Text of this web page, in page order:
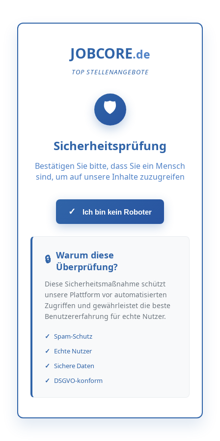
JOBCORE
TOP STELLENANGEBOTE
Sicherheitsprüfung
Bestätigen Sie bitte, dass Sie ein Mensch
sind, um auf unsere Inhalte zuzugreifen
✓ Ich bin kein Roboter
Warum diese
Überprüfung?
Diese Sicherheitsmaßnahme schützt
unsere Plattform vor automatisierten
Zugriffen und gewährleistet die beste
Benutzererfahrung für echte Nutzer.
Spam-Schutz
Echte Nutzer
Sichere Daten
DSGVO-konform